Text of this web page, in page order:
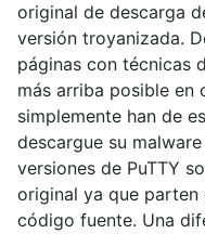
original de descarga
versión troyanizada.
páginas con técnicas
más arriba posible en
simplemente han de
descargue su
versiones de PuTTY
original ya que
código fuente. Una